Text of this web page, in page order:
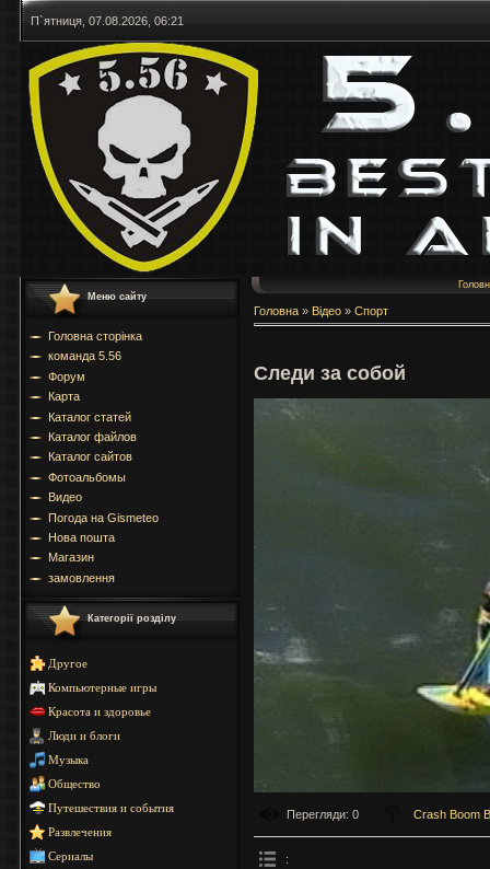
П`ятниця, 07.08.2026, 06:21
Меню сайту
Головна сторінка
команда 5.56
Форум
Карта
Каталог статей
Каталог файлов
Каталог сайтов
Фотоальбомы
Видео
Погода на Gismeteo
Нова пошта
Магазин
замовлення
Категорії розділу
Другое
Компьютерные игры
Красота и здоровье
Люди и блоги
Музыка
Общество
Путешествия и события
Развлечения
Сериалы
Головна » Відео » Спорт
Следи за собой
Перегляди: 0 Crash Boom
: